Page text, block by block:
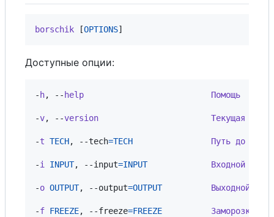
borschik [OPTIONS]
Доступные опции:
- h, -- help Помощь
-v, --version Текущая
-t TECH, --tech=TECH Путь до
-i INPUT, --input=INPUT Входной
-o OUTPUT, --output=OUTPUT Выходной
-f FREEZE, --freeze=FREEZE Заморозка